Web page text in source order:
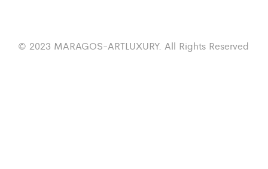
© 2023 MARAGOS-ARTLUXURY. All Rights Reserved